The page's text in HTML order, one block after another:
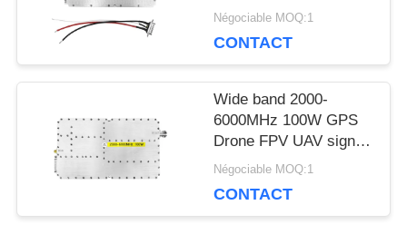
POLICY
1500-1700MHz 28V
Négociable MOQ:1
CONTACT
Wide band 2000-
6000MHz 100W GPS
Drone FPV UAV signal
block RF power
Négociable MOQ:1
CONTACT